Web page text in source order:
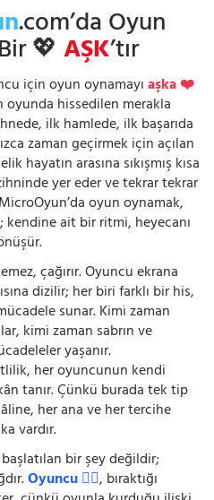
.com’da Oyun
💖AŞK’tır
için oyun oynamayıaşka ❤️
oyunda hissedilen merakla
ilk hamlede, ilk başarıda
zaman geçirmek için açılan
hayatın arasına sıkışmış kısa
yer eder ve tekrar tekrar
oyun oynamak,
kendine ait bir ritmi, heyecanı
çağırır. Oyuncu ekrana
dizilir; her biri farklı bir his,
sunar. Kimi zaman
kimi zaman sabrın ve
yaşanır.
her oyuncunun kendi
tanır. Çünkü burada tek tip
her ana ve her tercihe
vardır.
bir şey değildir;
Oyuncu 🧍‍♂️, bıraktığı